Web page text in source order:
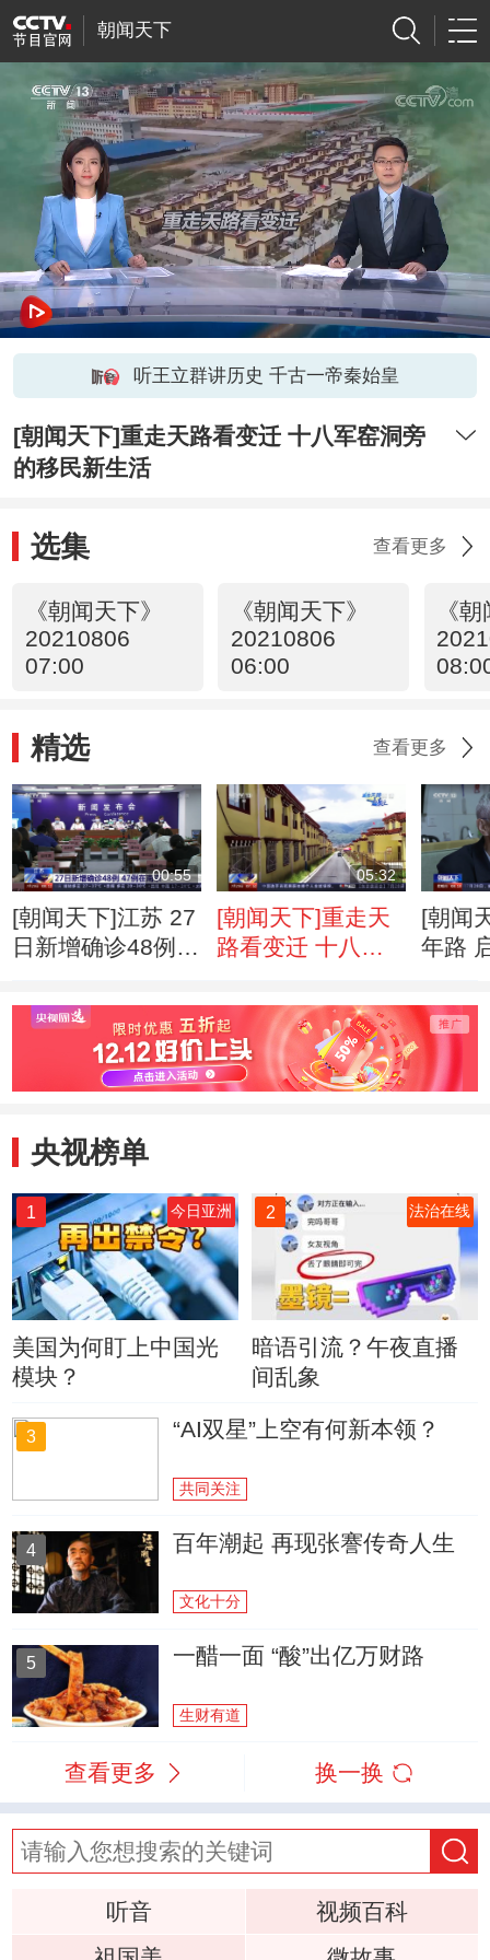
朝闻天下
听王立群讲历史 千古一帝秦始皇
[朝闻天下]重走天路看变迁 十八军窑洞旁
的移民新生活
选集 查看更多
《朝闻天下》
20210806
07:00
《朝闻天下》
20210806
06:00
《
精选 查看更多
00:55
[朝闻天下]江苏 27
日新增确诊48例
05:32
[朝闻天下]重走天
路看变迁 十八军
活
[朝闻
年路
崔道
定“神
央视榜单
1 今日亚洲
美国为何盯上中国光
模块？
2 法治在线
暗语引流？午夜直播
间乱象
3 “AI双星”上空有何新本领？
共同关注
4 百年潮起 再现张謇传奇人生
文化十分
5 一醋一面 “酸”出亿万财路
生财有道
查看更多 换一换
听音
视频百科